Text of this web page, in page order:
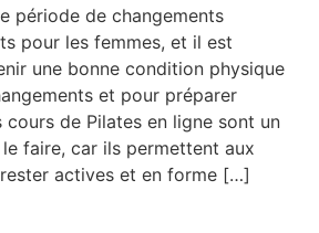
période de changements
pour les femmes, et il est
une bonne condition physique
et pour préparer
cours de Pilates en ligne sont un
faire, car ils permettent aux
actives et en forme […]